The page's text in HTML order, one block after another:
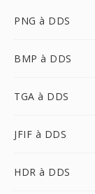
PNG à DDS
BMP à DDS
TGA à DDS
JFIF à DDS
HDR à DDS